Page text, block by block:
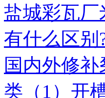
盐城彩瓦厂
有什么区别
国内外修
类（1）开